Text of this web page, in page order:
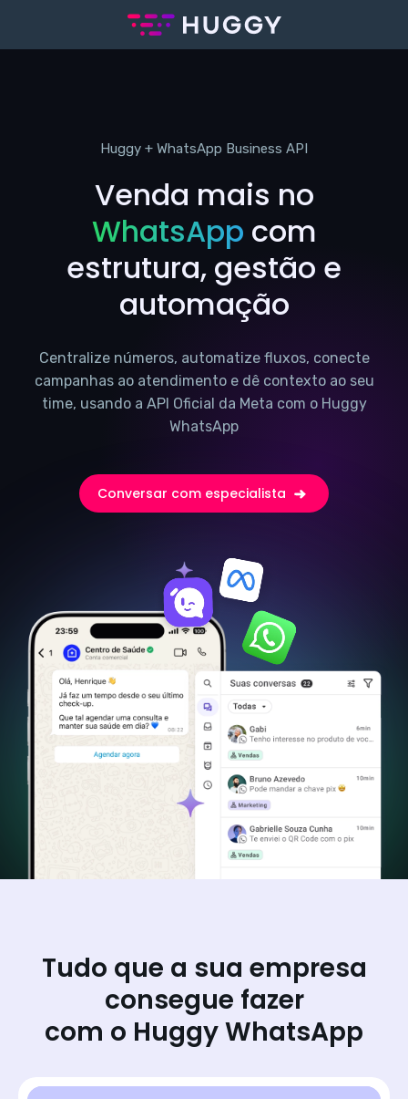
Huggy + WhatsApp Business API
Venda mais no
WhatsApp com
estrutura, gestão e
automação
Centralize números, automatize fluxos, conecte
campanhas ao atendimento e dê contexto ao seu
time, usando a API Oficial da Meta com o Huggy
WhatsApp
Conversar com especialista
Tudo que a sua empresa
consegue fazer
com o Huggy WhatsApp